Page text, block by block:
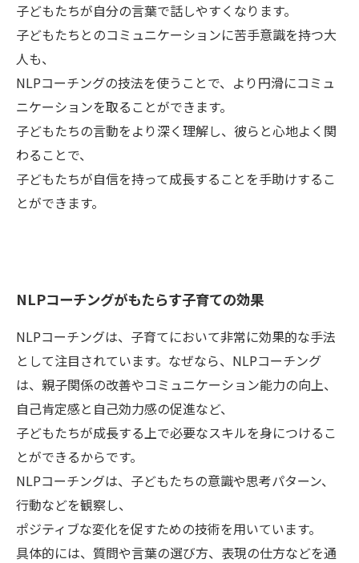
子どもたちが自分の言葉で話しやすくなります。
子どもたちとのコミュニケーションに苦手意識を持つ大
人も、
NLPコーチングの技法を使うことで、より円滑にコミュ
ニケーションを取ることができます。
子どもたちの言動をより深く理解し、彼らと心地よく関
わることで、
子どもたちが自信を持って成長することを手助けするこ
とができます。
NLPコーチングがもたらす子育ての効果
NLPコーチングは、子育てにおいて非常に効果的な手法
として注目されています。なぜなら、NLPコーチング
は、親子関係の改善やコミュニケーション能力の向上、
自己肯定感と自己効力感の促進など、
子どもたちが成長する上で必要なスキルを身につけるこ
とができるからです。
NLPコーチングは、子どもたちの意識や思考パターン、
行動などを観察し、
ポジティブな変化を促すための技術を用いています。
具体的には、質問や言葉の選び方、表現の仕方などを通